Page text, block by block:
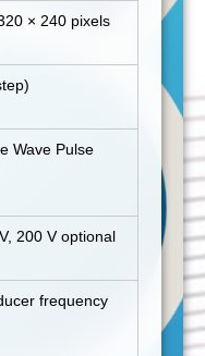
× 240 pixels
Wave Pulse
200 V optional
frequency